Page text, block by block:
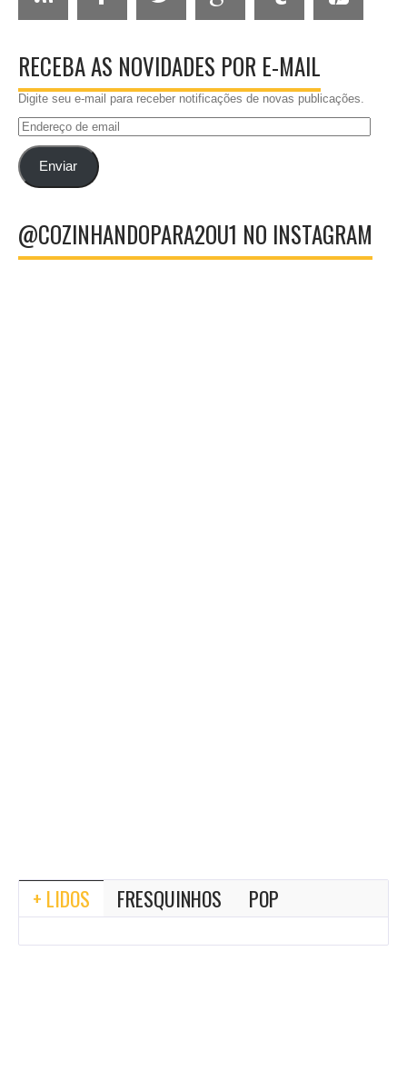
RECEBA AS NOVIDADES POR E-MAIL
Digite seu e-mail para receber notificações de novas publicações.
Endereço
emailEnviar
@COZINHANDOPARA2OU1 NO INSTAGRAM
+ LIDOS FRESQUINHOS POP